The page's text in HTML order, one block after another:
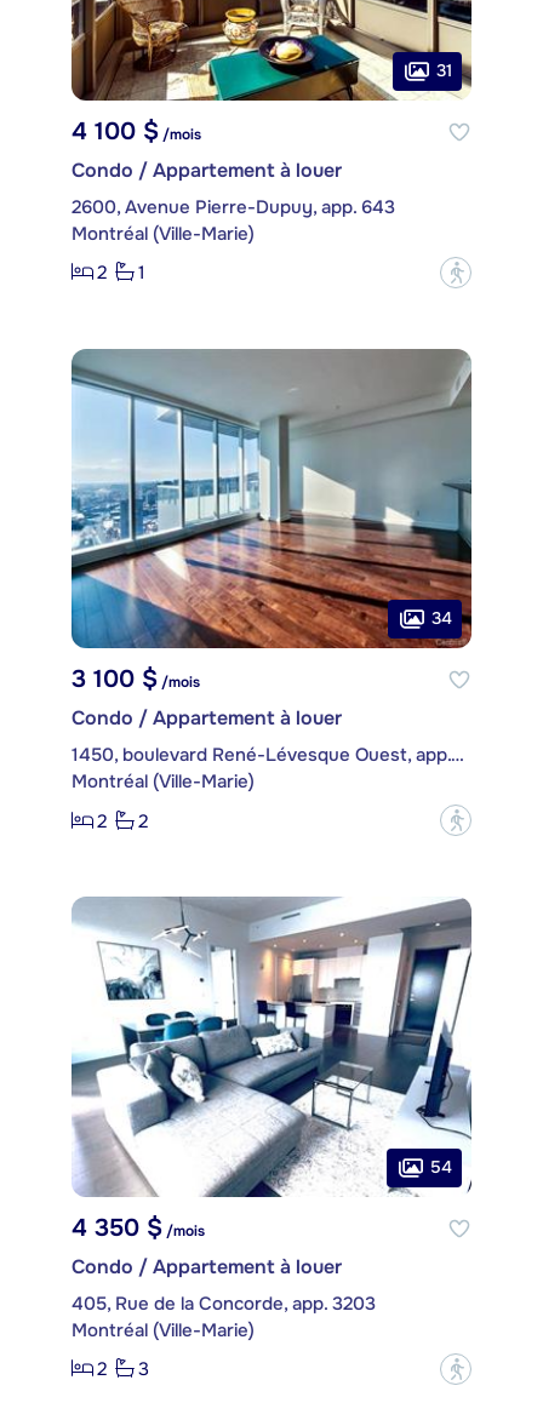
31
4 100 $ /mois
Condo / Appartement à louer
2600, Avenue Pierre-Dupuy, app. 643
Montréal (Ville-Marie)
2
1 ?
34
3 100 $/mois
Condo / Appartement à louer
1450, boulevard René-Lévesque Ouest, app. 3401
Montréal (Ville-Marie)
2
2 ?
54
4 350 $ /mois
Condo / Appartement à louer
405, Rue de la Concorde, app. 3203
Montréal (Ville-Marie)
2
3 ?